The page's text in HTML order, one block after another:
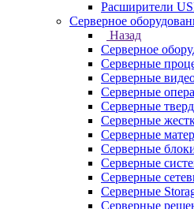
Расширители
Серверное
Назад
Серверное
Серверные
Серверные
Серверные
Серверные
Серверные
Серверные
Серверные
Серверные
Серверные
Серверные
Серверные